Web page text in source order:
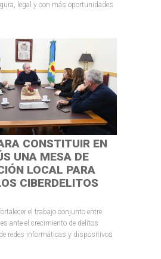
legal y con más oportunidades
CONSTITUIR EN
UNA MESA DE
LOCAL PARA
CIBERDELITOS
el trabajo conjunto entre
ante el crecimiento de delitos
redes informáticas y dispositivos